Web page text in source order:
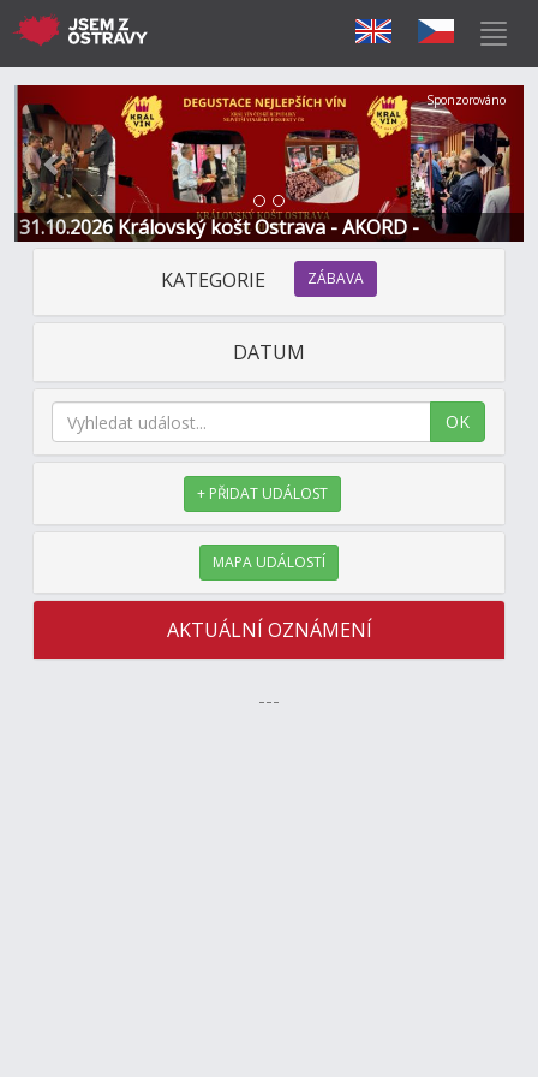
31.10.2026 Královský košt Ostrava - AKORD -
Restaurace a Hotel
Předchozí Další
Sponzorováno
KATEGORIE ZÁBAVA
DATUM
OK
+ PŘIDAT UDÁLOST
MAPA UDÁLOSTÍ
AKTUÁLNÍ OZNÁMENÍ
---